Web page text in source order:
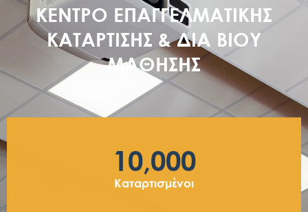
ΚΕΝΤΡΟ ΕΠΑΓΓΕΛΜΑΤΙΚΗΣ
ΚΑΤΑΡΤΙΣΗΣ & ΔΙΑ ΒΙΟΥ
ΜΑΘΗΣΗΣ
Καταρτισμένοι
10,000